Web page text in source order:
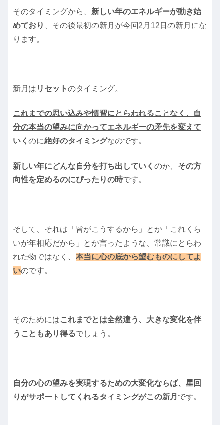
そのタイミングから、 新しい年のエネルギーが動き始
めており
、その後最初の新月が今回2月12日の新月にな
ります。
新月は リセットのタイミング。
これまでの思い込みや慣習にとらわれることなく、自
分の本当の望みに向かってエネルギーの矛先を変えて
いく のに絶好のタイミングなのです。
新しい年にどんな自分を打ち出していく のか、 その方
向性を定めるのにぴったりの時です。
そして、それは「皆がこうするから」とか「これくら
いが年相応だから」とか言ったような、常識にとらわ
れた物ではなく、 本当に心の底から望むものにしてよ
いのです。
そのためにはこれまでとは全然違う、大きな変化を伴
うこともあり得るでしょう。
自分の心の望みを実現するための大変化ならば、星回
りがサポートしてくれるタイミングがこの新月 です。